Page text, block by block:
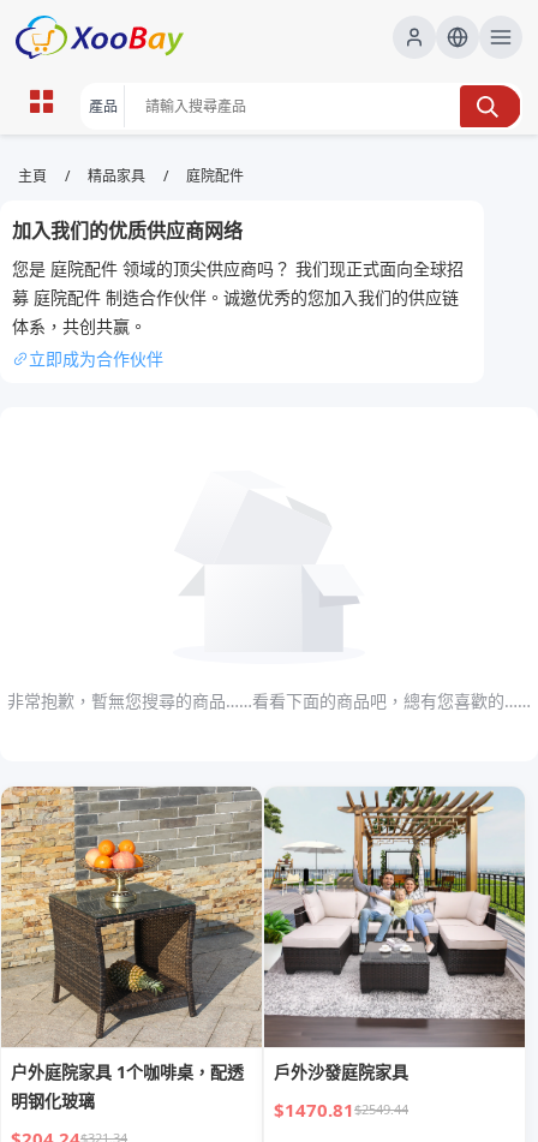
庭院配件 | XOOBAY B2B/B2C
Marketplace
庭院配件,戶外裝飾,花園用品, wholesale 庭院配件,
XOOBAY
庭院配件專注美化戶外空間及裝飾方案與材料
主頁 / 精品家具 / 庭院配件
加入我们的优质供应商网络
您是 庭院配件 领域的顶尖供应商吗？ 我们现正式面向全球招
募 庭院配件 制造合作伙伴。诚邀优秀的您加入我们的供应链
体系，共创共赢。
立即成为合作伙伴
非常抱歉，暫無您搜尋的商品……看看下面的商品吧，總有您喜歡的……
户外庭院家具 1个咖啡桌，配透
明钢化玻璃
$321.34
戶外沙發庭院家具
$1470.81$2549.44